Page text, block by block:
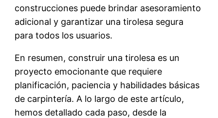
construcciones puede brindar asesoramiento
adicional y garantizar una tirolesa segura
para todos los usuarios.
En resumen, construir una tirolesa es un
proyecto emocionante que requiere
planificación, paciencia y habilidades básicas
de carpintería. A lo largo de este artículo,
hemos detallado cada paso, desde la